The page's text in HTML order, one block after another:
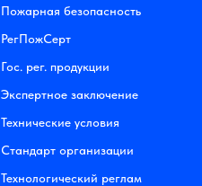
Пожарная безопасность
РегПожСерт
Гос. рег. продукции
Экспертное заключение
Технические условия
Стандарт организации
Технологический реглам